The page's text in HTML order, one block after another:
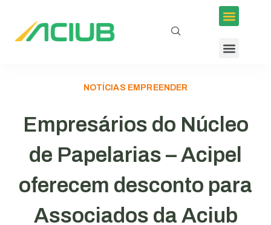
NOTÍCIAS EMPREENDER
Empresários do Núcleo
de Papelarias – Acipel
oferecem desconto para
Associados da Aciub